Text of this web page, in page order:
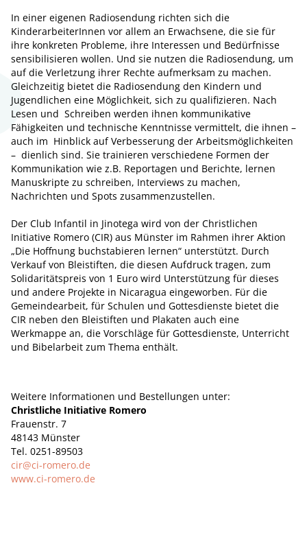
In einer eigenen Radiosendung richten sich die
KinderarbeiterInnen vor allem an Erwachsene, die sie für
ihre konkreten Probleme, ihre Interessen und Bedürfnisse
sensibilisieren wollen. Und sie nutzen die Radiosendung, um
auf die Verletzung ihrer Rechte aufmerksam zu machen.
Gleichzeitig bietet die Radiosendung den Kindern und
Jugendlichen eine Möglichkeit, sich zu qualifizieren. Nach
Lesen und Schreiben werden ihnen kommunikative
Fähigkeiten und technische Kenntnisse vermittelt, die ihnen –
auch im Hinblick auf Verbesserung der Arbeitsmöglichkeiten
– dienlich sind. Sie trainieren verschiedene Formen der
Kommunikation wie z.B. Reportagen und Berichte, lernen
Manuskripte zu schreiben, Interviews zu machen,
Nachrichten und Spots zusammenzustellen.
Der Club Infantil in Jinotega wird von der Christlichen
Initiative Romero (CIR) aus Münster im Rahmen ihrer Aktion
„Die Hoffnung buchstabieren lernen“ unterstützt. Durch
Verkauf von Bleistiften, die diesen Aufdruck tragen, zum
Solidaritätspreis von 1 Euro wird Unterstützung für dieses
und andere Projekte in Nicaragua eingeworben. Für die
Gemeindearbeit, für Schulen und Gottesdienste bietet die
CIR neben den Bleistiften und Plakaten auch eine
Werkmappe an, die Vorschläge für Gottesdienste, Unterricht
und Bibelarbeit zum Thema enthält.
Weitere Informationen und Bestellungen unter:
Christliche Initiative Romero
Frauenstr. 7
48143 Münster
Tel. 0251-89503
cir@ci-romero.de
www.ci-romero.de